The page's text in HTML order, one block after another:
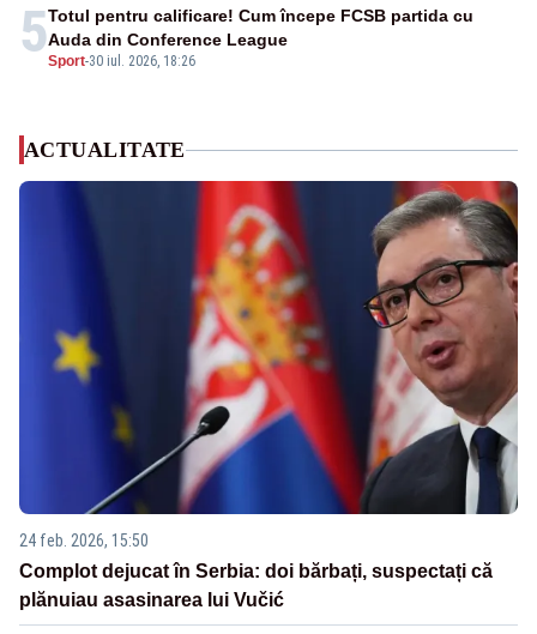
5Sport-30 iul. 2026, 18:26
Totul pentru calificare! Cum începe FCSB partida cu
Auda din Conference League
ACTUALITATE
24 feb. 2026, 15:50
Complot dejucat în Serbia: doi bărbați, suspectați că
plănuiau asasinarea lui Vučić